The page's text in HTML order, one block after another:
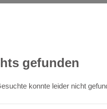
gefunden
konnte leider nicht